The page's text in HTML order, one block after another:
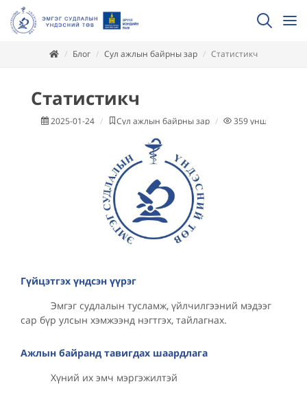
Блог Сул ажлын байрны зар Статистикч
Статистикч
2025-01-24 Сул ажлын байрны зар 359уншсан
Гүйцэтгэх үндсэн үүрэг
Эмгэг судлалын тусламж, үйлчилгээний мэдээг
сар бүр улсын хэмжээнд нэгтгэх, тайлагнах.
Ажлын байранд тавигдах шаардлага
Хүний их эмч мэргэжилтэй